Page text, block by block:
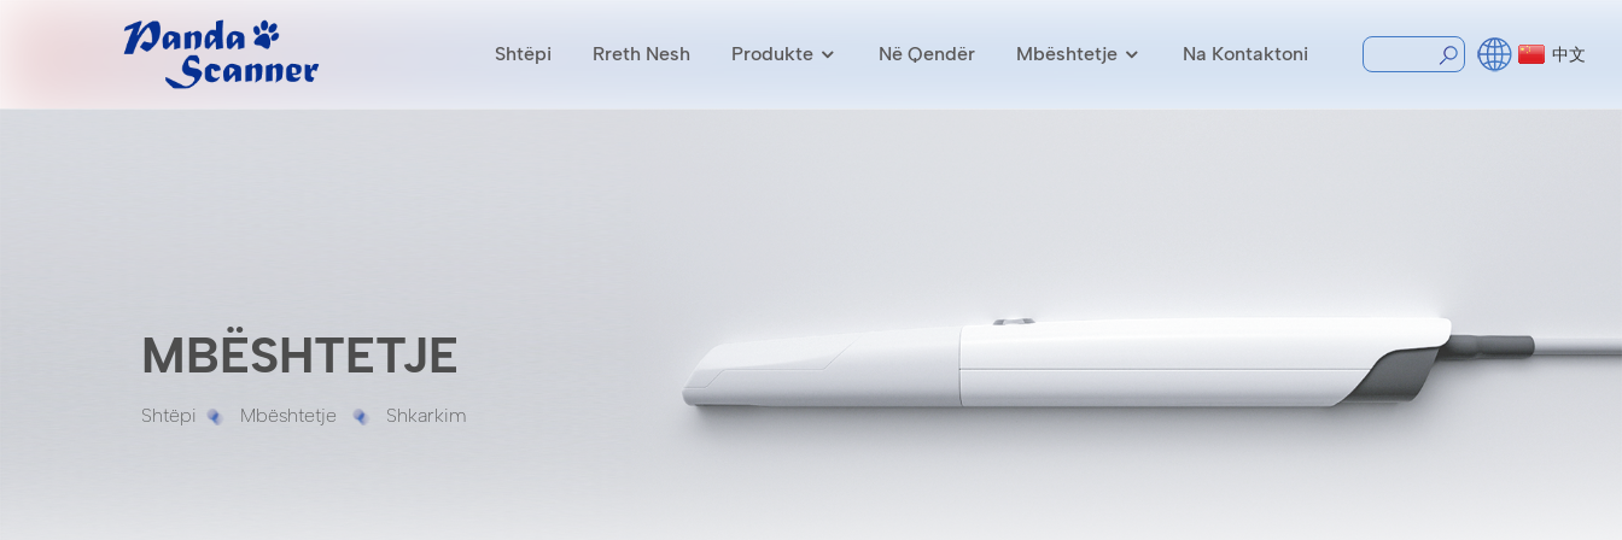
Shtëpi Rreth Nesh Produkte Në Qendër Mbështetje Na Kontaktoni 中文
MBËSHTETJE
Shtëpi Mbështetje Shkarkim